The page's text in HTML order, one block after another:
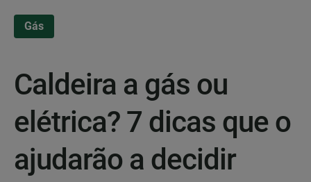
Gás
Caldeira a gás ou
elétrica? 7 dicas que o
ajudarão a decidir